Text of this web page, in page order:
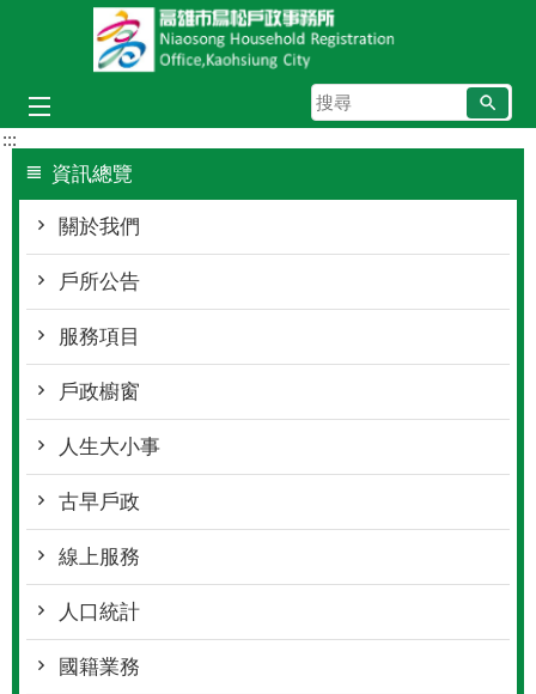
跳到主要內容區塊
搜
尋
:::
資訊總覽
關於我們
戶所公告
服務項目
戶政櫥窗
人生大小事
古早戶政
線上服務
人口統計
國籍業務